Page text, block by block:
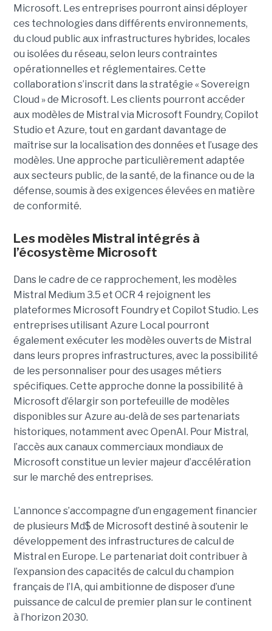
Microsoft. Les entreprises pourront ainsi déployer
ces technologies dans différents environnements,
du cloud public aux infrastructures hybrides, locales
ou isolées du réseau, selon leurs contraintes
opérationnelles et réglementaires. Cette
collaboration s’inscrit dans la stratégie « Sovereign
Cloud » de Microsoft. Les clients pourront accéder
aux modèles de Mistral via Microsoft Foundry, Copilot
Studio et Azure, tout en gardant davantage de
maîtrise sur la localisation des données et l’usage des
modèles. Une approche particulièrement adaptée
aux secteurs public, de la santé, de la finance ou de la
défense, soumis à des exigences élevées en matière
de conformité.
Les modèles Mistral intégrés à
l’écosystème Microsoft
Dans le cadre de ce rapprochement, les modèles
Mistral Medium 3.5 et OCR 4 rejoignent les
plateformes Microsoft Foundry et Copilot Studio. Les
entreprises utilisant Azure Local pourront
également exécuter les modèles ouverts de Mistral
dans leurs propres infrastructures, avec la possibilité
de les personnaliser pour des usages métiers
spécifiques. Cette approche donne la possibilité à
Microsoft d’élargir son portefeuille de modèles
disponibles sur Azure au-delà de ses partenariats
historiques, notamment avec OpenAI. Pour Mistral,
l’accès aux canaux commerciaux mondiaux de
Microsoft constitue un levier majeur d’accélération
sur le marché des entreprises.
L’annonce s’accompagne d’un engagement financier
de plusieurs Md$ de Microsoft destiné à soutenir le
développement des infrastructures de calcul de
Mistral en Europe. Le partenariat doit contribuer à
l’expansion des capacités de calcul du champion
français de l’IA, qui ambitionne de disposer d’une
puissance de calcul de premier plan sur le continent
à l’horizon 2030.